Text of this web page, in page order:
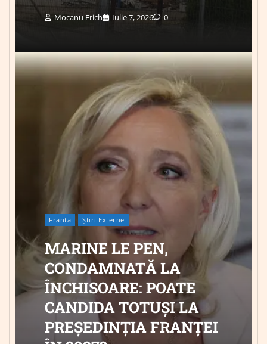
Mocanu Erich Iulie 7, 2026 0
Franța Știri Externe
MARINE LE PEN,
CONDAMNATĂ LA
ÎNCHISOARE: POATE
CANDIDA TOTUȘI LA
PREȘEDINȚIA FRANȚEI